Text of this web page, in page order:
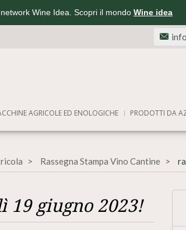
Wine Idea. Scopri il mondo Wine idea
AGRICOLE ED ENOLOGICHE PRODOTTI DA
Rassegna Stampa Vino Cantine
19 giugno 2023!